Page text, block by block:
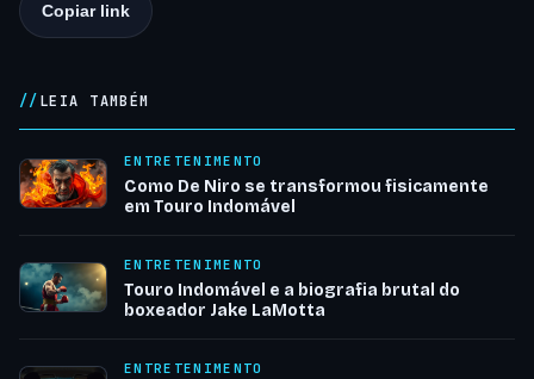
Copiar link
LEIA TAMBÉM
ENTRETENIMENTO
Como De Niro se transformou fisicamente
em Touro Indomável
ENTRETENIMENTO
Touro Indomável e a biografia brutal do
boxeador Jake LaMotta
ENTRETENIMENTO